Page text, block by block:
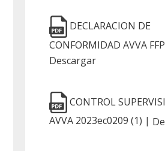
DECLARACION DE
CONFORMIDAD AVVA
Descargar
CONTROL
AVVA 2023ec0209 (1) |